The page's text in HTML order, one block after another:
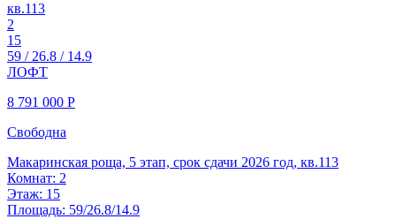
кв.113
2
15
59 / 26.8 / 14.9
ЛОФТ
8 791 000 Р
Свободна
Макаринская роща, 5 этап, срок сдачи 2026 год, кв.113
Комнат: 2
Этаж: 15
Площадь: 59/26.8/14.9